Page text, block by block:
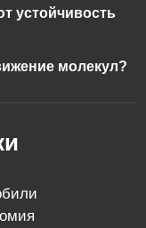
устойчивость
молекул?